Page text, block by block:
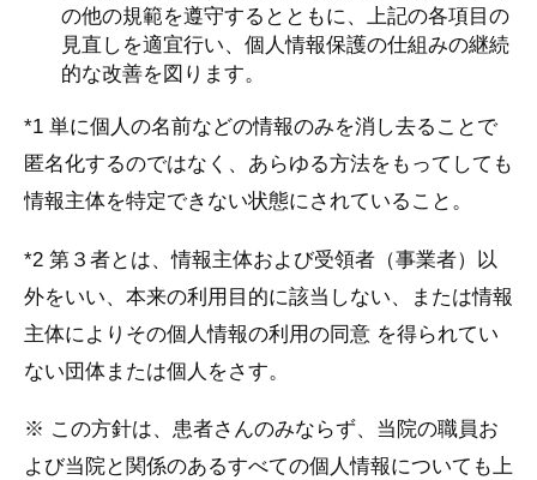
の他の規範を遵守するとともに、上記の各項目の
見直しを適宜行い、個人情報保護の仕組みの継続
的な改善を図ります。
*1 単に個人の名前などの情報のみを消し去ることで
匿名化するのではなく、あらゆる方法をもってしても
情報主体を特定できない状態にされていること。
*2 第３者とは、情報主体および受領者（事業者）以
外をいい、本来の利用目的に該当しない、または情報
主体によりその個人情報の利用の同意 を得られてい
ない団体または個人をさす。
※ この方針は、患者さんのみならず、当院の職員お
よび当院と関係のあるすべての個人情報についても上